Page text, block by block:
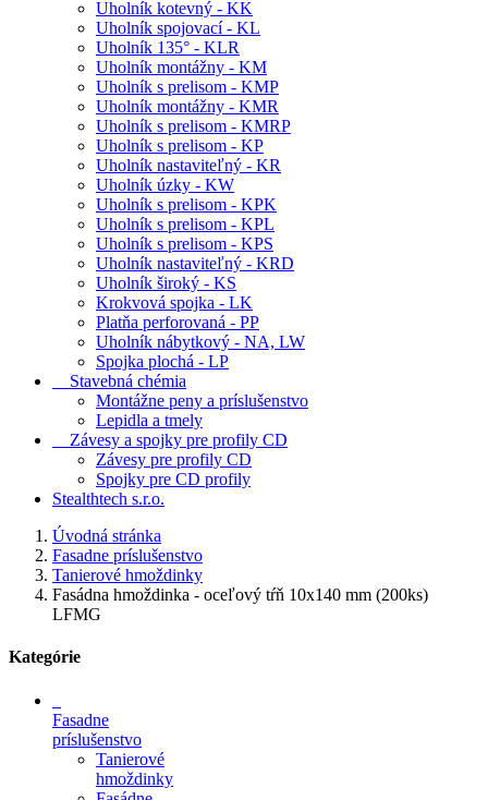
Uholník kotevný - KK
Uholník spojovací - KL
Uholník 135° - KLR
Uholník montážny - KM
Uholník s prelisom - KMP
Uholník montážny - KMR
Uholník s prelisom - KMRP
Uholník s prelisom - KP
Uholník nastaviteľný - KR
Uholník úzky - KW
Uholník s prelisom - KPK
Uholník s prelisom - KPL
Uholník s prelisom - KPS
Uholník nastaviteľný - KRD
Uholník široký - KS
Krokvová spojka - LK
Platňa perforovaná - PP
Uholník nábytkový - NA, LW
Spojka plochá - LP
Stavebná chémia
Montážne peny a príslušenstvo
Lepidla a tmely
Závesy a spojky pre profily CD
Závesy pre profily CD
Spojky pre CD profily
Stealthtech s.r.o.
Úvodná stránka
Fasadne príslušenstvo
Tanierové hmoždinky
Fasádna hmoždinka - oceľový tŕň 10x140 mm (200ks)
LFMG
Kategórie
Fasadne
príslušenstvo
Tanierové
hmoždinky